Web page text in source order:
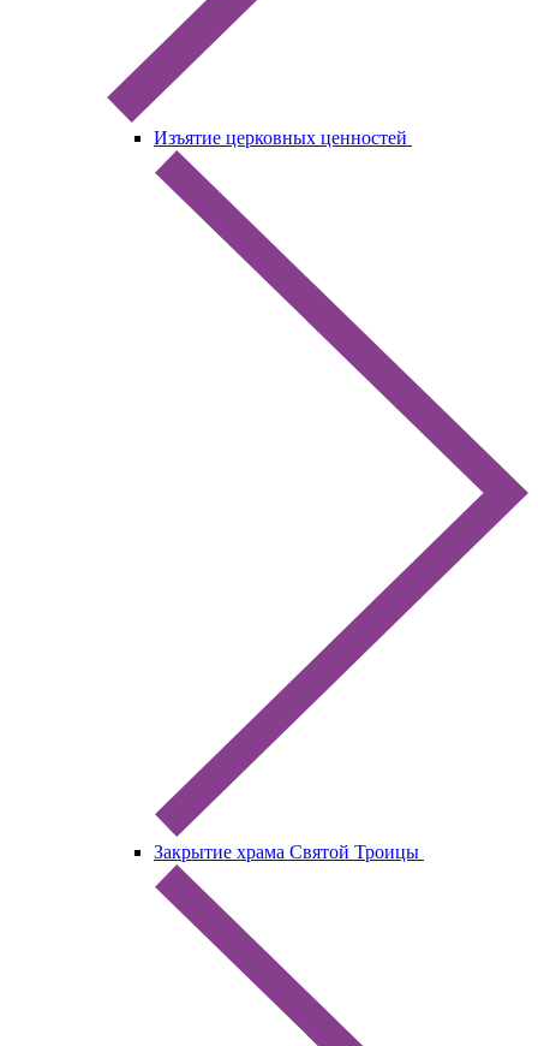
Изъятие церковных ценностей
Закрытие храма Святой Троицы